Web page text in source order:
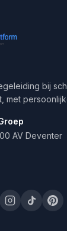
bij
met
AV Deventer